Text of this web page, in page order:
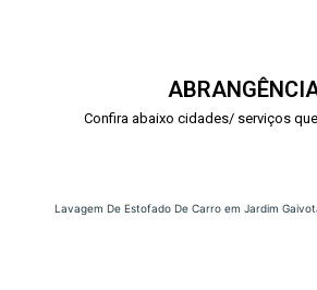
Confira abaixo cidades/ serviços
Lavagem De Estofado De Carro em Jardim